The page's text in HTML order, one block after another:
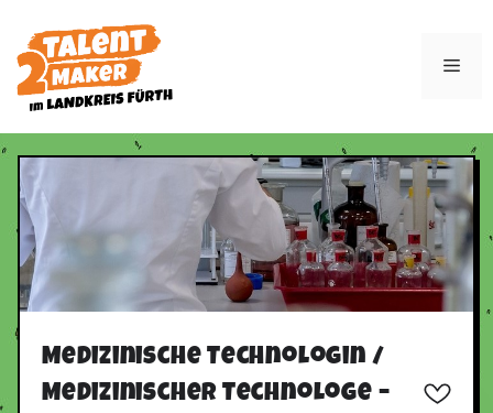
Inhalt
springen
Medizinische Technologin /​
Medizinischer Technologe –